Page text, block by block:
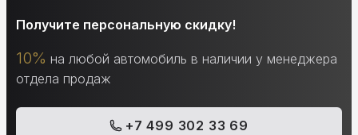
Получите персональную скидку!
10% на любой автомобиль в наличии у менеджера
отдела продаж
+7 499 302 33 69